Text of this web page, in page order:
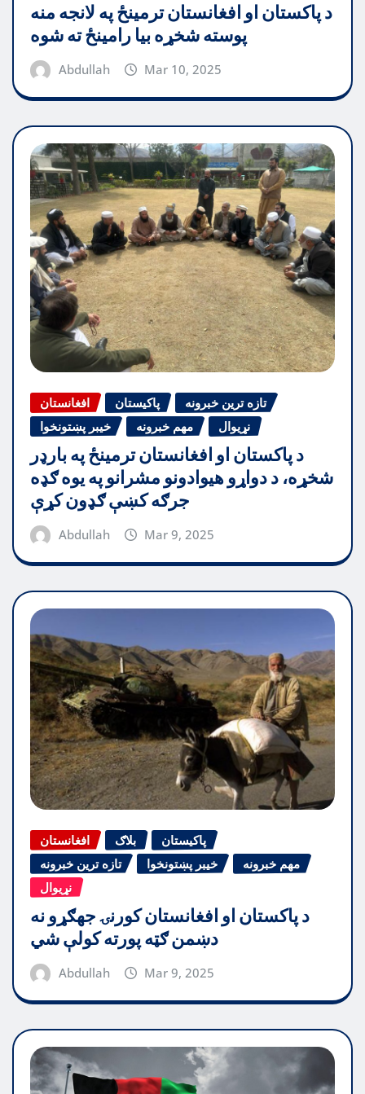
د پاکستان او افغانستان ترمینځ په لانجه منه
پوسته شخړه بیا رامینځ ته شوه
Abdullah Mar 10, 2025
افغانستان پاکیستان
تازه ترین خبرونه
خیبر پښتونخوا
مهم خبرونه نړیوال
د پاکستان او افغانستان ترمینځ په بارډر
شخړه، د دواړو هیوادونو مشرانو په یوه ګډه
جرګه کښې ګډون کړې
Abdullah Mar 9, 2025
افغانستان بلاګ
پاکیستان
تازه ترین خبرونه
خیبر پښتونخوا
مهم خبرونه
نړیوال
د پاکستان او افغانستان کورنۍ جهګړو نه
دښمن ګټه پورته کولې شي
Abdullah Mar 9, 2025